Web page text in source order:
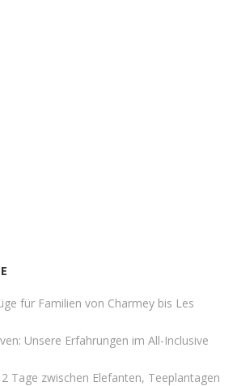
für Familien von Charmey bis Les
Unsere Erfahrungen im All-Inclusive
Tage zwischen Elefanten, Teeplantagen